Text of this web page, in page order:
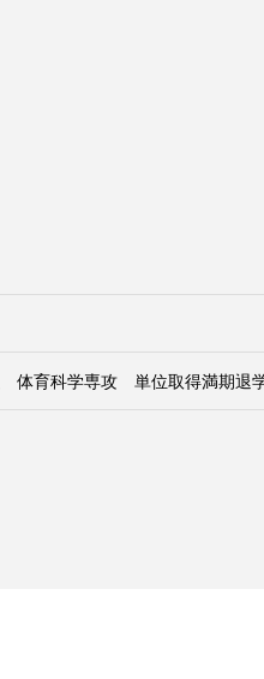
体育科学専攻 単位取得満期退